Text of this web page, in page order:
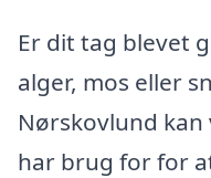
Er dit tag blevet
alger, mos eller
Nørskovlund
har brug for for